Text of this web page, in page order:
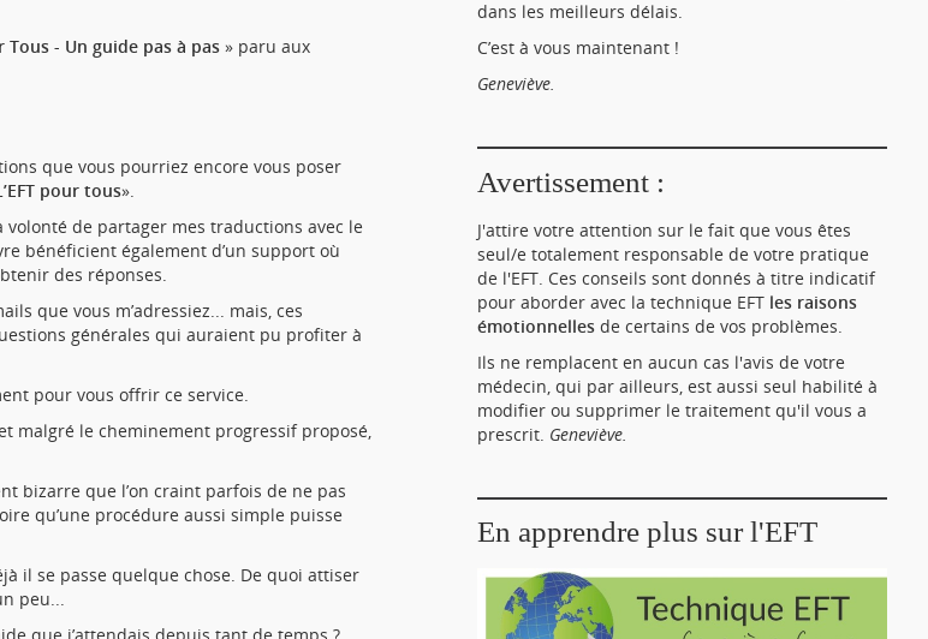
Tous - Un guide pas à pas » paru aux
que vous pourriez encore vous poser
pour tous».
volonté de partager mes traductions avec le
bénéficient également d’un support où
des réponses.
que vous m’adressiez... mais, ces
générales qui auraient pu profiter à
pour vous offrir ce service.
malgré le cheminement progressif proposé,
bizarre que l’on craint parfois de ne pas
qu’une procédure aussi simple puisse
il se passe quelque chose. De quoi attiser
peu...
dans les meilleurs délais.
C’est à vous maintenant !
Geneviève.
Avertissement :
J'attire votre attention sur le fait que vous êtes
seul/e totalement responsable de votre pratique
de l'EFT. Ces conseils sont donnés à titre indicatif
pour aborder avec la technique EFT les raisons
émotionnelles de certains de vos problèmes.
Ils ne remplacent en aucun cas l'avis de votre
médecin, qui par ailleurs, est aussi seul habilité à
modifier ou supprimer le traitement qu'il vous a
prescrit. Geneviève.
En apprendre plus sur l'EFT